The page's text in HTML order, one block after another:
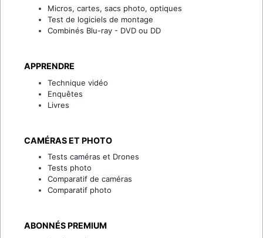
Micros, cartes, sacs photo, optiques
Test de logiciels de montage
Combinés Blu-ray - DVD ou DD
APPRENDRE
Technique vidéo
Enquêtes
Livres
CAMÉRAS ET PHOTO
Tests caméras et Drones
Tests photo
Comparatif de caméras
Comparatif photo
ABONNÉS PREMIUM